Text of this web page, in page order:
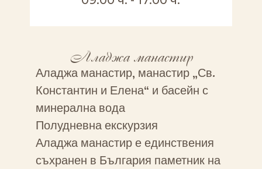
Аладжа манастир
Аладжа манастир, манастир „Св.
Константин и Елена“ и басейн с
минерална вода
Полудневна екскурзия
Аладжа манастир е единствения
съхранен в България паметник на